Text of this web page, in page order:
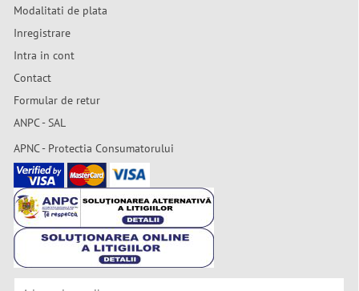
Modalitati de plata
Inregistrare
Intra in cont
Contact
Formular de retur
ANPC - SAL
APNC - Protectia Consumatorului